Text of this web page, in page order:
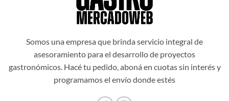
Somos una empresa que brinda servicio integral de
asesoramiento para el desarrollo de proyectos
gastronómicos. Hacé tu pedido, aboná en cuotas sin interés y
programamos el envío donde estés